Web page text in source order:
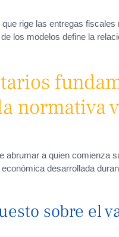
rige las entregas
los modelos define la
normativa
abrumar a quien comienza
desarrollada
sobre el